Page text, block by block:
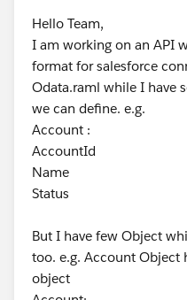
Hello Team,
I am working on an API
format for salesforce
Odata.raml while I have
we can define. e.g.
Account :
AccountId
Name
Status
But I have few Object
too. e.g. Account Object
object